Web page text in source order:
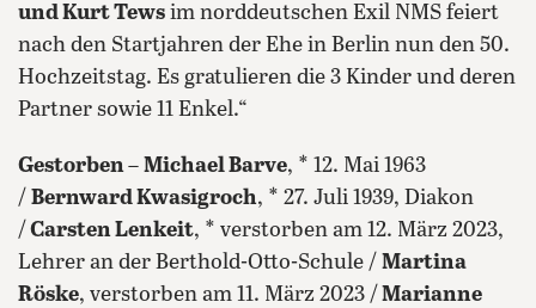
und Kurt Tews im norddeutschen Exil NMS feiert
nach den Startjahren der Ehe in Berlin nun den 50.
Hochzeitstag. Es gratulieren die 3 Kinder und deren
Partner sowie 11 Enkel.“
Gestorben– Michael Barve, * 12. Mai 1963
/ Bernward Kwasigroch, * 27. Juli 1939, Diakon
/ Carsten Lenkeit, * verstorben am 12. März 2023,
Lehrer an der Berthold-Otto-Schule / Martina
Röske, verstorben am 11. März 2023 / Marianne